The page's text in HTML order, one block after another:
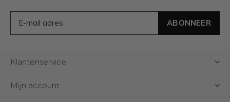
ABONNEER
Klantenservice
Mijn account